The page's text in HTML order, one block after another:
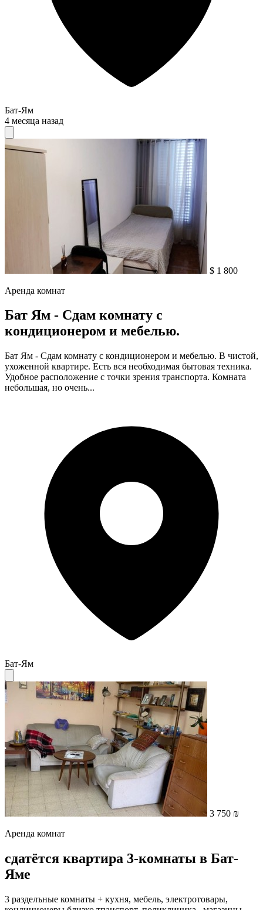
Бат-Ям
4 месяца назад
$ 1 800
Аренда комнат
Бат Ям - Сдам комнату с
кондиционером и мебелью.
Бат Ям - Сдам комнату с кондиционером и мебелью. В чистой,
ухоженной квартире. Eсть вся необходимая бытовая техника.
Удобное расположение с точки зрения транспорта. Комната
небольшая, но очень...
Бат-Ям
3 750 ₪
Аренда комнат
сдатётся квартира 3-комнаты в Бат-
Яме
3 разделъные комнаты + кухня, мебель, электротовары,